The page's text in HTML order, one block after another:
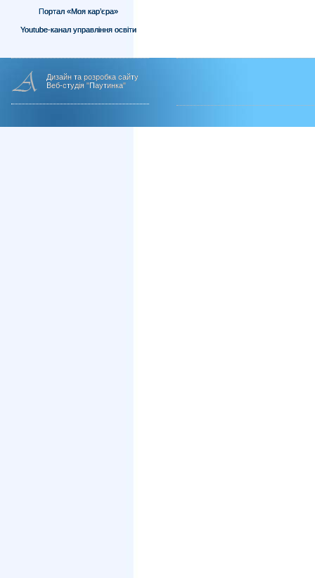
Портал «Моя кар’єра»
Youtube-канал управління освіти
Дизайн та розробка сайту
Веб-студія "Паутинка"